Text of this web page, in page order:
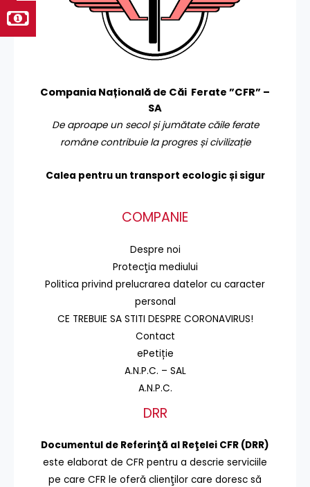
Compania Națională de Căi Ferate ”CFR” –
SA
De aproape un secol și jumătate căile ferate
române contribuie la progres și civilizație
Calea pentru un transport ecologic și sigur
COMPANIE
Despre noi
Protecţia mediului
Politica privind prelucrarea datelor cu caracter
personal
CE TREBUIE SA STITI DESPRE CORONAVIRUS!
Contact
ePetiție
A.N.P.C. – SAL
A.N.P.C.
DRR
Documentul de Referinţă al Reţelei CFR (DRR)
este elaborat de CFR pentru a descrie serviciile
pe care CFR le oferă clienţilor care doresc să